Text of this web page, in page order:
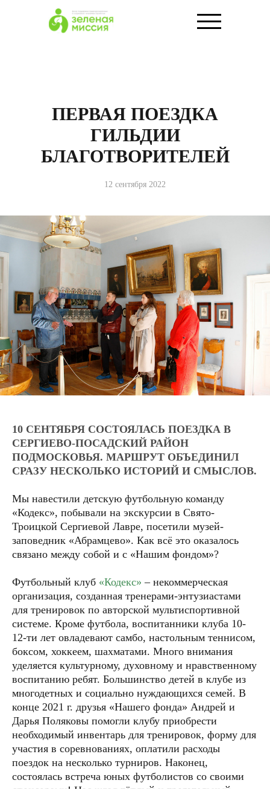
ПЕРВАЯ ПОЕЗДКА
ГИЛЬДИИ
БЛАГОТВОРИТЕЛЕЙ
12 сентября 2022
10 СЕНТЯБРЯ СОСТОЯЛАСЬ ПОЕЗДКА В
СЕРГИЕВО-ПОСАДСКИЙ РАЙОН
ПОДМОСКОВЬЯ. МАРШРУТ ОБЪЕДИНИЛ
СРАЗУ НЕСКОЛЬКО ИСТОРИЙ И СМЫСЛОВ.
Мы навестили детскую футбольную команду
«Кодекс», побывали на экскурсии в Свято-
Троицкой Сергиевой Лавре, посетили музей-
заповедник «Абрамцево». Как всё это оказалось
связано между собой и с «Нашим фондом»?
Футбольный клуб «Кодекс» – некоммерческая
организация, созданная тренерами-энтузиастами
для тренировок по авторской мультиспортивной
системе. Кроме футбола, воспитанники клуба 10-
12-ти лет овладевают самбо, настольным теннисом,
боксом, хоккеем, шахматами. Много внимания
уделяется культурному, духовному и нравственному
воспитанию ребят. Большинство детей в клубе из
многодетных и социально нуждающихся семей. В
конце 2021 г. друзья «Нашего фонда» Андрей и
Дарья Поляковы помогли клубу приобрести
необходимый инвентарь для тренировок, форму для
участия в соревнованиях, оплатили расходы
поездок на несколько турниров. Наконец,
состоялась встреча юных футболистов со своими